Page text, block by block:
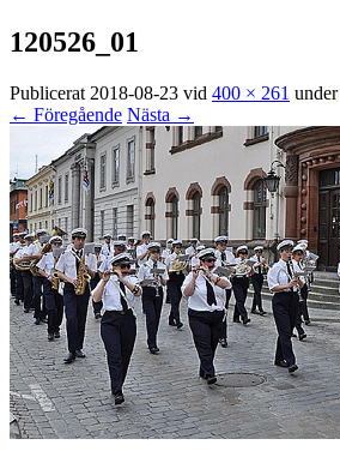
120526_01
Publicerat 2018-08-23 vid 400 × 261 under
← Föregående Nästa →